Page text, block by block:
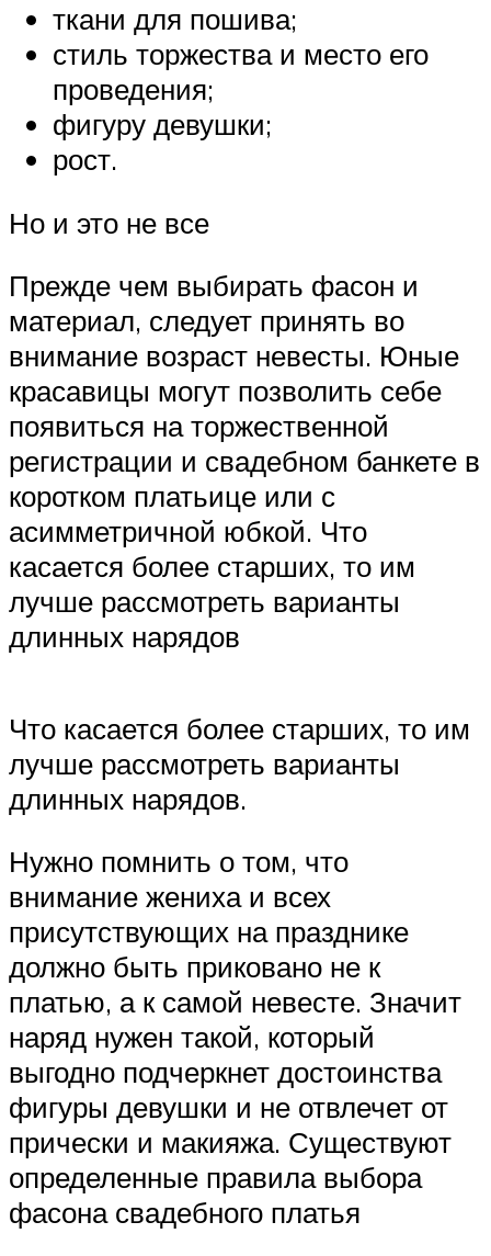
ткани для пошива;
стиль торжества и место его
проведения;
фигуру девушки;
рост.
Но и это не все
Прежде чем выбирать фасон и
материал, следует принять во
внимание возраст невесты. Юные
красавицы могут позволить себе
появиться на торжественной
регистрации и свадебном банкете в
коротком платьице или с
асимметричной юбкой. Что
касается более старших, то им
лучше рассмотреть варианты
длинных нарядов
Что касается более старших, то им
лучше рассмотреть варианты
длинных нарядов.
Нужно помнить о том, что
внимание жениха и всех
присутствующих на празднике
должно быть приковано не к
платью, а к самой невесте. Значит
наряд нужен такой, который
выгодно подчеркнет достоинства
фигуры девушки и не отвлечет от
прически и макияжа. Существуют
определенные правила выбора
фасона свадебного платья